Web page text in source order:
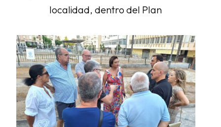
localidad, dentro del Plan